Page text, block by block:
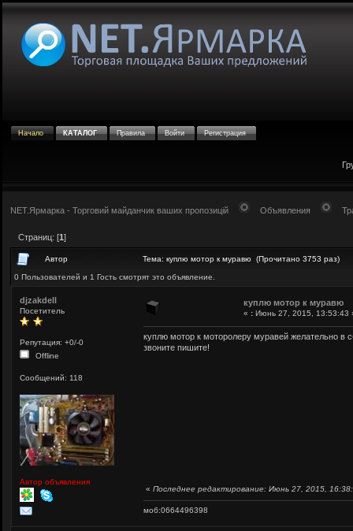
Начало КАТАЛОГ Правила Войти Регистрация
NET.Ярмарка - Торговий майданчик ваших пропозицій Объявления
Страниц: [1]
Автор Тема: куплю мотор к муравю (Прочитано 3753 раз)
0 Пользователей и 1 Гость смотрят это объявление.
djzakdell
Посетитель
Репутация: +0/-0
Offline
Сообщений: 118
Автор объявления
куплю мотор к муравю
« : Июнь 27, 2015, 13:53:43
куплю мотор к моторолеру муравей желательно в
звоните пишите!
« Последнее редактирование: Июнь 27, 2015,
моб:0664496398